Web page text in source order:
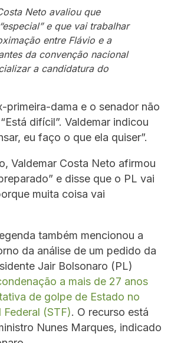
Neto avaliou que
e que vai trabalhar
entre Flávio e a
da convenção nacional
a candidatura do
primeira-dama e o senador não
difícil”. Valdemar indicou
eu faço o que ela quiser”.
Valdemar Costa Neto afirmou
e disse que o PL vai
muita coisa vai
também mencionou a
da análise de um pedido da
Jair Bolsonaro (PL)
a mais de 27 anos
de golpe de Estado no
Federal (STF). O recurso está
Nunes Marques, indicado